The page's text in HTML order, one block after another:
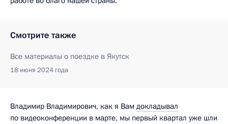
Смотрите также
Все материалы о поездке в Якутск
18 июня 2024 года
Владимир Владимирович, как я Вам докладывал
по видеоконференции в марте, мы первый квартал уже шли